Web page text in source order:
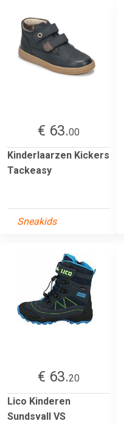
€ 63.00
Kinderlaarzen Kickers
Tackeasy
Sneakids
€ 63.20
Lico Kinderen
Sundsvall VS